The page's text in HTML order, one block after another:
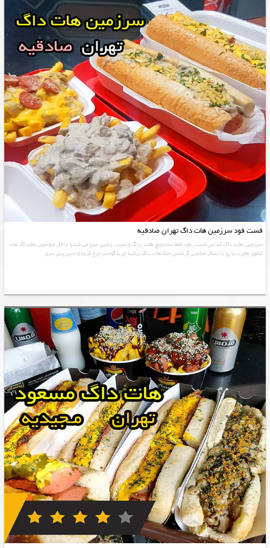
فست فود سرزمین هات داگ تهران صادقیه
سرزمین هات داگ که این فست_فود فقط ساندویچ هات_داگ و سیب_زمینی سرو می کند و داخل منوشون هاتداگ همه
کشور های دنیا رو با ابتکار شخصی گزاشتن مثلا هات داگ ترکیه ای با گوشت چرخ کرده و سس پنیر سرو